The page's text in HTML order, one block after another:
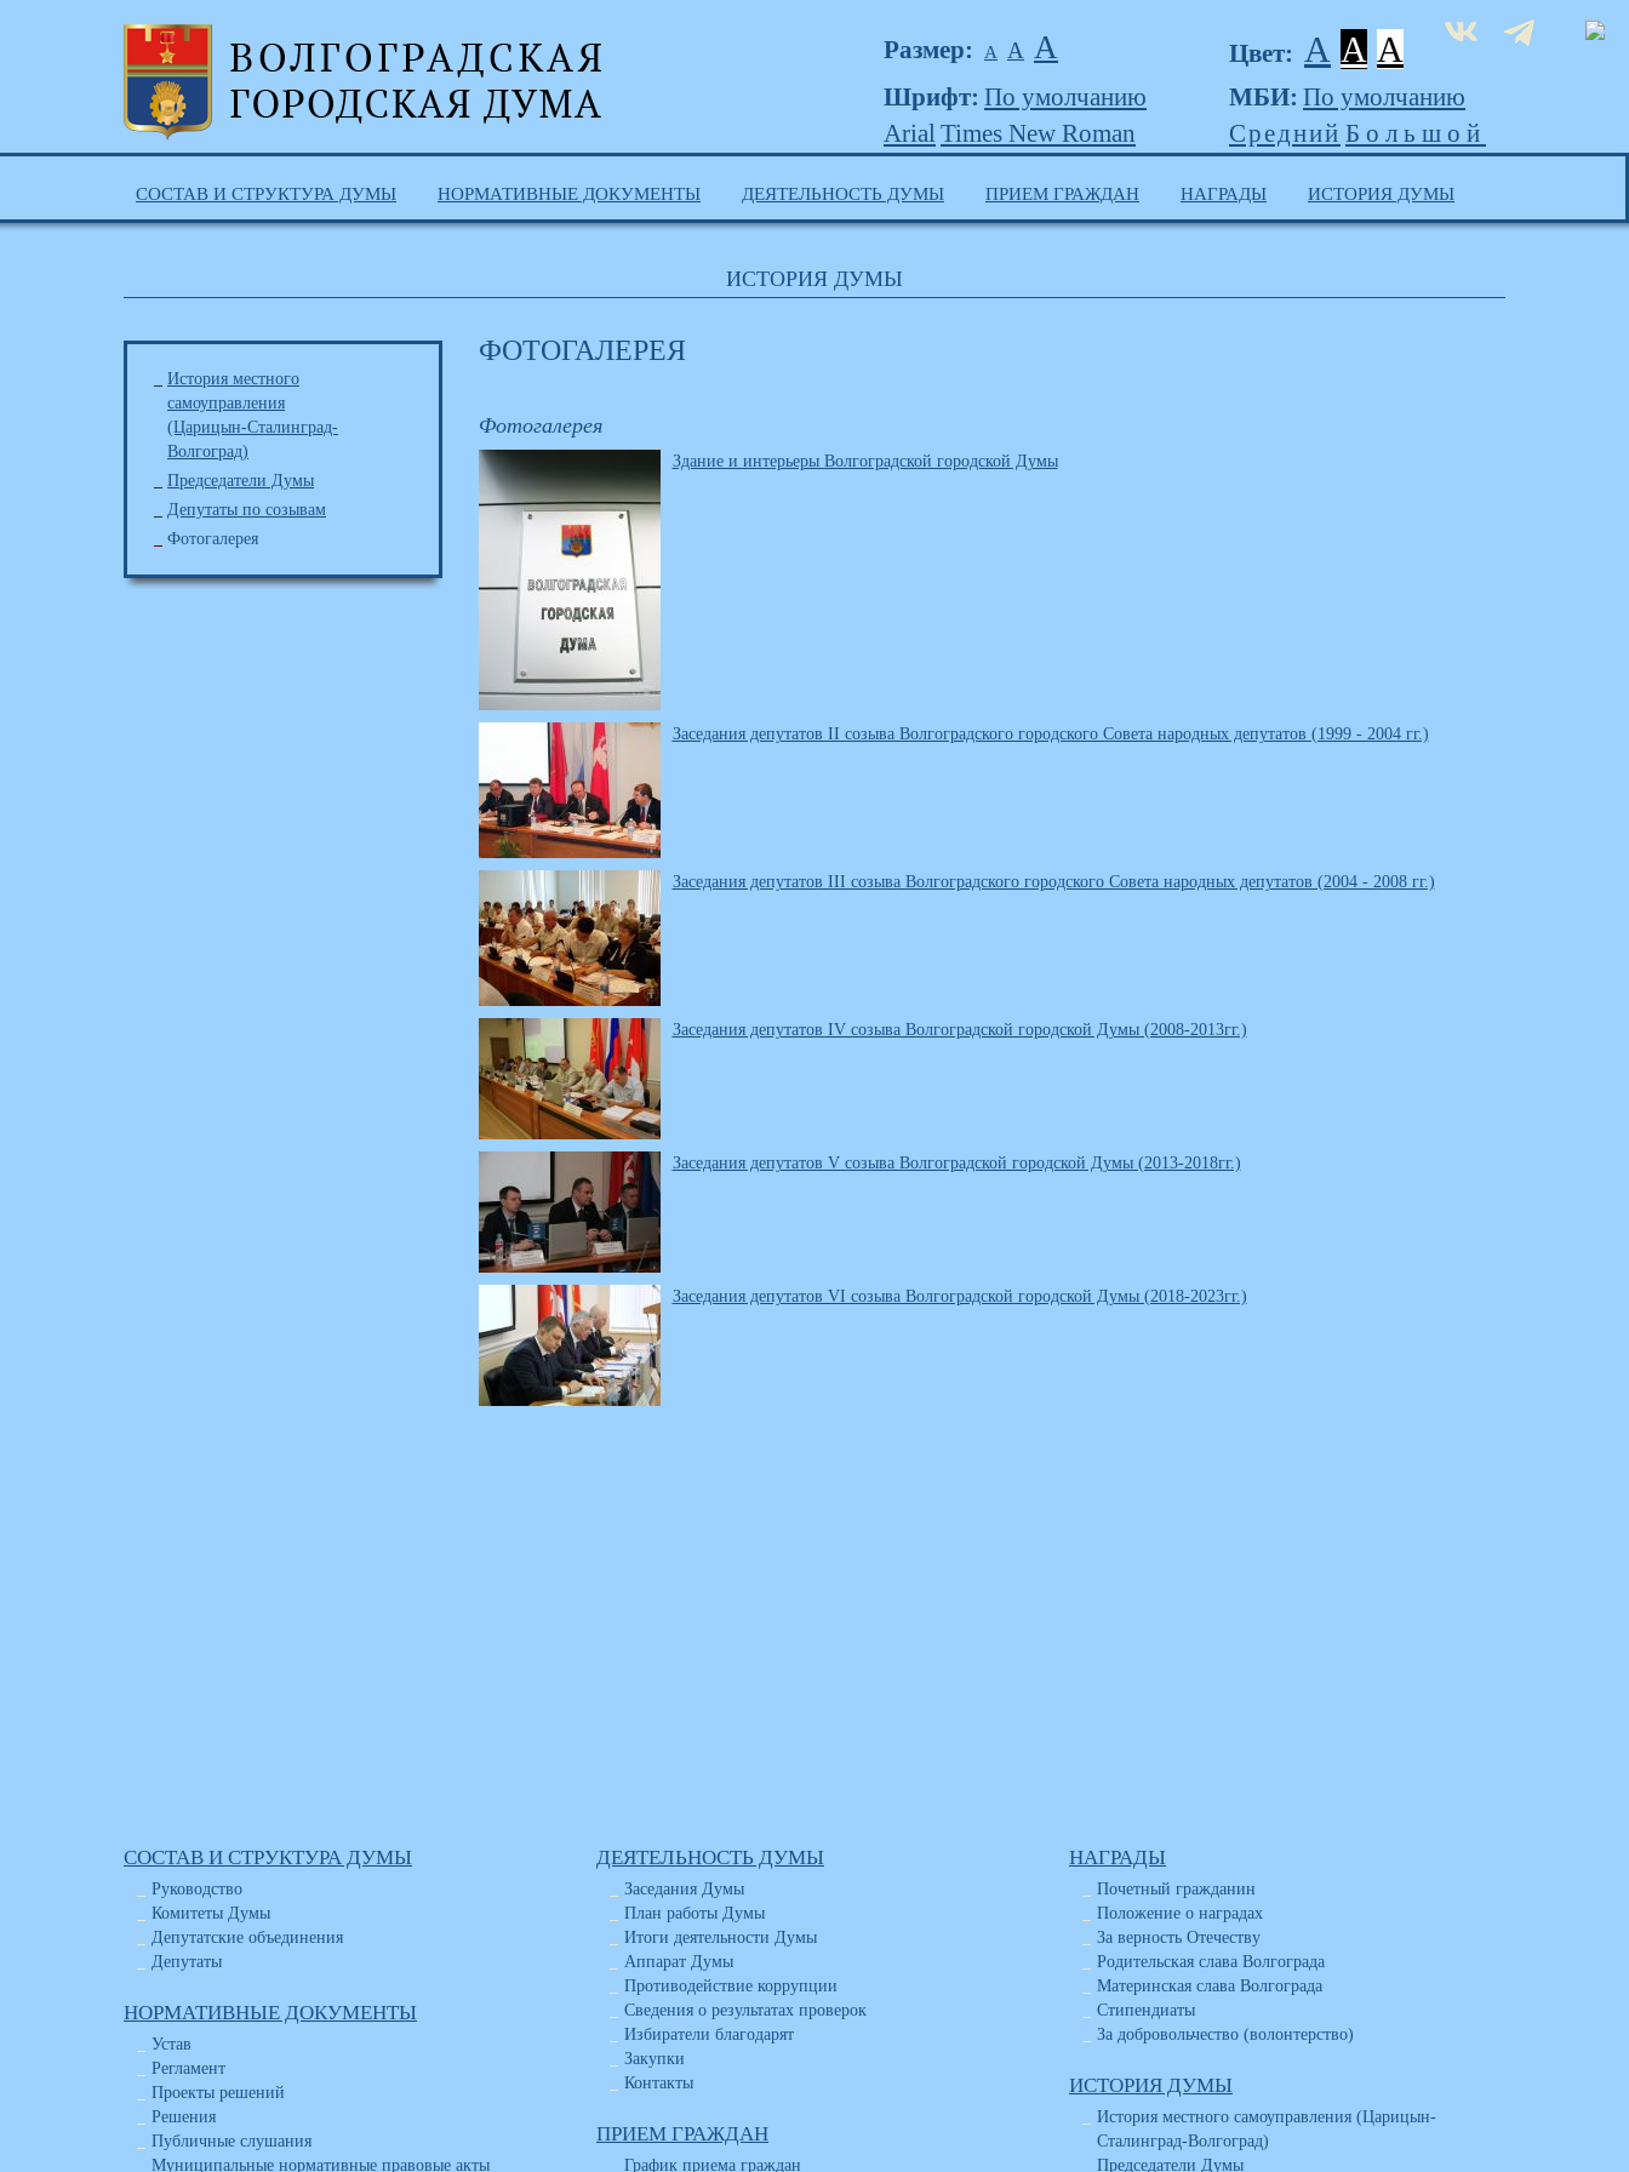
Размер: А А А Цвет: A A A
Шрифт: По умолчанию
ArialTimes New Roman
МБИ: По умолчанию
Средний Большой
СОСТАВ И СТРУКТУРА ДУМЫ НОРМАТИВНЫЕ ДОКУМЕНТЫ ДЕЯТЕЛЬНОСТЬ ДУМЫ ПРИЕМ ГРАЖДАН НАГРАДЫ ИСТОРИЯ ДУМЫ
ИСТОРИЯ ДУМЫ
История местного
самоуправления
(Царицын-Сталинград-
Волгоград)
Председатели Думы
Депутаты по созывам
Фотогалерея
ФОТОГАЛЕРЕЯ
Фотогалерея
Здание и интерьеры Волгоградской городской Думы
Заседания депутатов II созыва Волгоградского городского Совета народных депутатов (1999 - 2004 гг.)
Заседания депутатов III созыва Волгоградского городского Совета народных депутатов (2004 - 2008 гг.)
Заседания депутатов IV созыва Волгоградской городской Думы (2008-2013гг.)
Заседания депутатов V созыва Волгоградской городской Думы (2013-2018гг.)
Заседания депутатов VI созыва Волгоградской городской Думы (2018-2023гг.)
СОСТАВ И СТРУКТУРА ДУМЫ
Руководство
Комитеты Думы
Депутатские объединения
Депутаты
НОРМАТИВНЫЕ ДОКУМЕНТЫ
Устав
Регламент
Проекты решений
Решения
Публичные слушания
Муниципальные нормативные правовые акты
ДЕЯТЕЛЬНОСТЬ ДУМЫ
Заседания Думы
План работы Думы
Итоги деятельности Думы
Аппарат Думы
Противодействие коррупции
Сведения о результатах проверок
Избиратели благодарят
Закупки
Контакты
ПРИЕМ ГРАЖДАН
График приема граждан
НАГРАДЫ
Почетный гражданин
Положение о наградах
За верность Отечеству
Родительская слава Волгограда
Материнская слава Волгограда
Стипендиаты
За добровольчество (волонтерство)
ИСТОРИЯ ДУМЫ
История местного самоуправления (Царицын-
Сталинград-Волгоград)
Председатели Думы